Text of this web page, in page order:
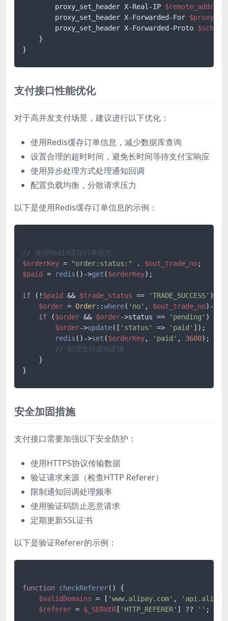
        proxy_set_header X-Real-IP
$remote_addr
        proxy_set_header X-Forwarded-For
        proxy_set_header X-Forwarded-Proto
$scheme
    }
支付接口性能优化
对于高并发支付场景，建议进行以下优化：
使用Redis缓存订单信息，减少数据库查询
设置合理的超时时间，避免长时间等待支付宝响应
使用异步处理方式处理通知回调
配置负载均衡，分散请求压力
以下是使用Redis缓存订单信息的示例：
// 使用Redis缓存订单状态
$orderKey = "order:status:" . $out_trade_no
$paid
= redis ()->get ($orderKey);
if (! $paid && $trade_status == 'TRADE_SUCCESS' ) {
$order = Order::where( 'no' , $out_trade_no)->
if ($order && $order->status == 'pending' ) {
$order->update([ 'status' => 'paid' ]);
redis ()->set ($orderKey, 'paid' , 3600);
// 处理支付成功逻辑
    }
安全加固措施
支付接口需要加强以下安全防护：
使用HTTPS协议传输数据
验证请求来源（检查HTTP Referer）
限制通知回调处理频率
使用验证码防止恶意请求
定期更新SSL证书
以下是验证Referer的示例：
function checkReferer( ) {
$validDomains = [ 'www.alipay.com' ,
$referer = $_SERVER [ 'HTTP_REFERER' ] ?? '' ;